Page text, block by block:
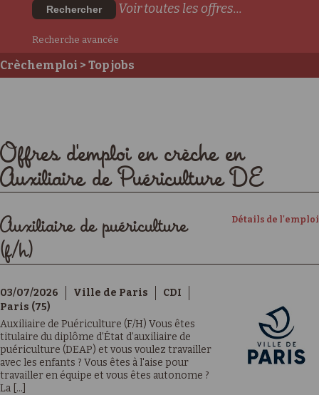
Rechercher Voir toutes les offres...
Recherche avancée
Crèchemploi > Top jobs
Offres d'emploi en crèche en
Auxiliaire de Puériculture DE
Détails de l'emploi
Auxiliaire de puériculture
(f/h)
03/07/2026 Ville de Paris
CDI
Paris (75)
Auxiliaire de Puériculture (F/H) Vous êtes
titulaire du diplôme d’État d’auxiliaire de
puériculture (DEAP) et vous voulez travailler
avec les enfants ? Vous êtes à l'aise pour
travailler en équipe et vous êtes autonome ?
La [...]